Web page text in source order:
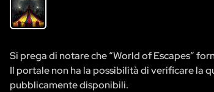
Si prega di notare che “World of Escapes”
Il portale non ha la possibilità di verificare la
pubblicamente disponibili.